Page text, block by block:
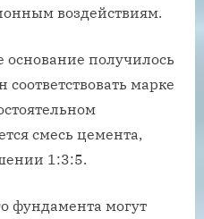
воздействиям.
основание получилось
марке
смесь цемента,
1:3:5.
фундамента могут